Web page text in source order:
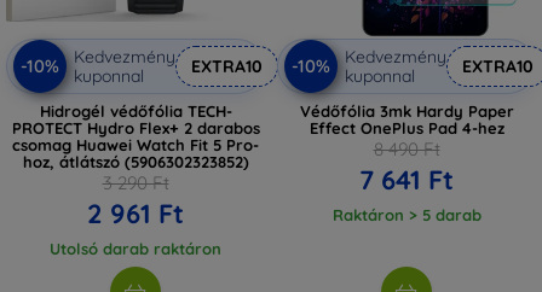
-10%
Kedvezmény
kuponnal
EXTRA10
Hidrogél védőfólia TECH-
PROTECT Hydro Flex+ 2 darabos
csomag Huawei Watch Fit 5 Pro-
hoz, átlátszó (5906302323852)
3 290 Ft
2 961 Ft
Utolsó darab raktáron
-10%
Kedvezmény
kuponnal
EXTRA10
Védőfólia 3mk Hardy Paper
Effect OnePlus Pad 4-hez
8 490 Ft
7 641 Ft
Raktáron > 5 darab